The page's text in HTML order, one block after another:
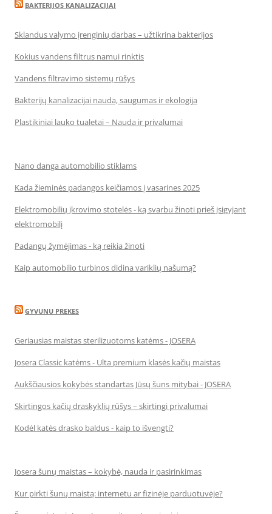
BAKTERIJOS KANALIZACIJAI
Sklandus valymo įrenginių darbas – užtikrina bakterijos
Kokius vandens filtrus namui rinktis
Vandens filtravimo sistemų rūšys
Bakterijų kanalizacijai nauda, saugumas ir ekologija
Plastikiniai lauko tualetai – Nauda ir privalumai
Nano danga automobilio stiklams
Kada žieminės padangos keičiamos į vasarines 2025
Elektromobilių įkrovimo stotelės - ką svarbu žinoti prieš įsigyjant
elektromobilį
Padangų žymėjimas - ką reikia žinoti
Kaip automobilio turbinos didina variklių našumą?
GYVUNU PREKES
Geriausias maistas sterilizuotoms katėms - JOSERA
Josera Classic katėms - Ulta premium klasės kačių maistas
Aukščiausios kokybės standartas Jūsų šuns mitybai - JOSERA
Skirtingos kačių draskyklių rūšys – skirtingi privalumai
Kodėl katės drasko baldus - kaip to išvengti?
Josera šunų maistas – kokybė, nauda ir pasirinkimas
Kur pirkti šunų maistą: internetu ar fizinėje parduotuvėje?